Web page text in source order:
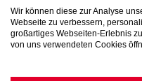
Wir können diese zur Analyse
Webseite zu verbessern,
großartiges Webseiten-Erlebnis
von uns verwendeten Cookies